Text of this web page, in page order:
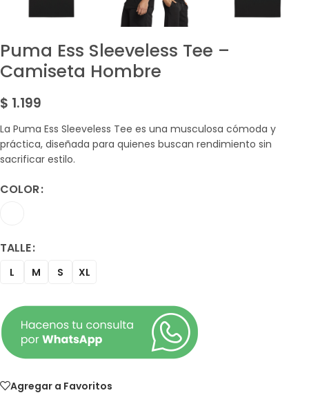
Puma Ess Sleeveless Tee –
Camiseta Hombre
$ 1.199
La Puma Ess Sleeveless Tee es una musculosa cómoda y
práctica, diseñada para quienes buscan rendimiento sin
sacrificar estilo.
COLOR
TALLE
L M S XL
Agregar a Favoritos